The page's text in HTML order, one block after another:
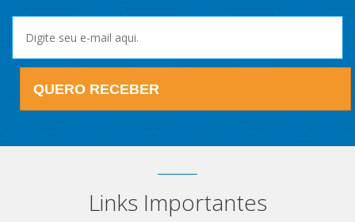
QUERO RECEBER
Links Importantes